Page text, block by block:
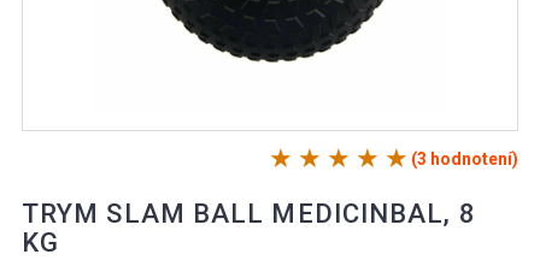
(3 hodnotení)
TRYM SLAM BALL MEDICINBAL, 8
KG